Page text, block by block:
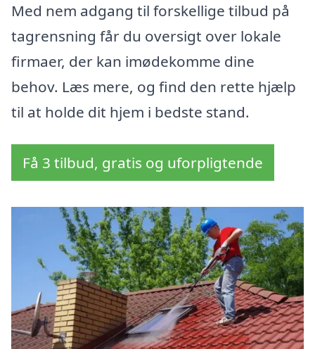
Med nem adgang til forskellige tilbud på
tagrensning får du oversigt over lokale
firmaer, der kan imødekomme dine
behov. Læs mere, og find den rette hjælp
til at holde dit hjem i bedste stand.
Få 3 tilbud, gratis og uforpligtende